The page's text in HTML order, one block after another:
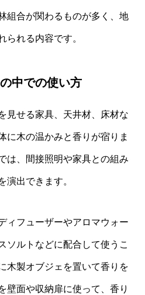
組合が関わるものが多く、地
られる内容です。
中での使い方
見せる家具、天井材、床材な
に木の温かみと香りが宿りま
は、間接照明や家具との組み
演出できます。
ィフューザーやアロマウォー
ソルトなどに配合して使うこ
木製オブジェを置いて香りを
壁面や収納扉に使って、香り